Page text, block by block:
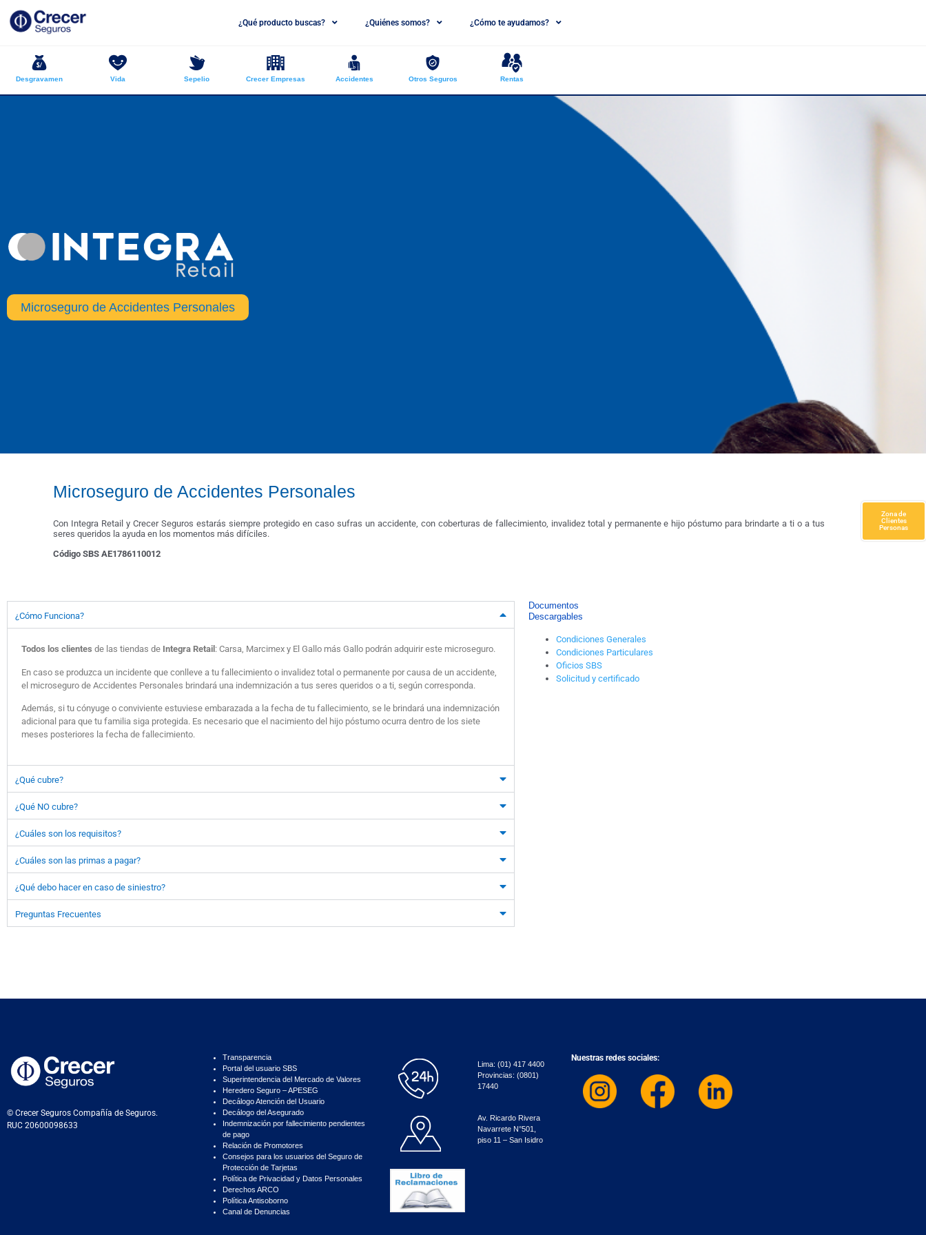
¿Qué producto buscas? ¿Quiénes somos? ¿Cómo te ayudamos?
Zona de
Clientes
Personas
Desgravamen Vida Sepelio Crecer Empresas Accidentes Otros Seguros Rentas
Microseguro de Accidentes Personales
Microseguro de Accidentes Personales
Con Integra Retail y Crecer Seguros estarás siempre protegido en caso sufras un accidente, con coberturas de fallecimiento, invalidez total y permanente e hijo póstumo para brindarte a ti o a tus
seres queridos la ayuda en los momentos más difíciles.
Código SBS AE1786110012
¿Cómo Funciona?
Todos los clientes de las tiendas de Integra Retail : Carsa, Marcimex y El Gallo más Gallo podrán adquirir este microseguro.
En caso se produzca un incidente que conlleve a tu fallecimiento o invalidez total o permanente por causa de un accidente,
el microseguro de Accidentes Personales brindará una indemnización a tus seres queridos o a ti, según corresponda.
Además, si tu cónyuge o conviviente estuviese embarazada a la fecha de tu fallecimiento, se le brindará una indemnización
adicional para que tu familia siga protegida. Es necesario que el nacimiento del hijo póstumo ocurra dentro de los siete
meses posteriores la fecha de fallecimiento.
¿Qué cubre?
¿Qué NO cubre?
¿Cuáles son los requisitos?
¿Cuáles son las primas a pagar?
¿Qué debo hacer en caso de siniestro?
Preguntas Frecuentes
Documentos
Descargables
Condiciones Generales
Condiciones Particulares
Oficios SBS
Solicitud y certificado
© Crecer Seguros Compañía de Seguros.
RUC 20600098633
Transparencia
Portal del usuario SBS
Superintendencia del Mercado de Valores
Heredero Seguro – APESEG
Decálogo Atención del Usuario
Decálogo del Asegurado
Indemnización por fallecimiento pendientes
de pago
Relación de Promotores
Consejos para los usuarios del Seguro de
Protección de Tarjetas
Política de Privacidad y Datos Personales
Derechos ARCO
Política Antisoborno
Canal de Denuncias
Lima: (01) 417 4400
Provincias: (0801)
17440
Av. Ricardo Rivera
Navarrete N°501,
piso 11 – San Isidro
Nuestras redes sociales: